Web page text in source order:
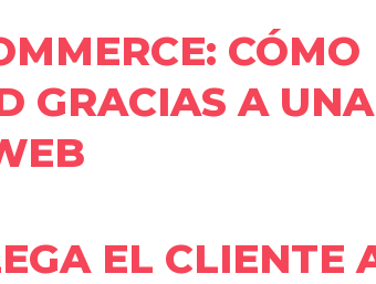
CÓMO
GRACIAS A UNA
EL CLIENTE